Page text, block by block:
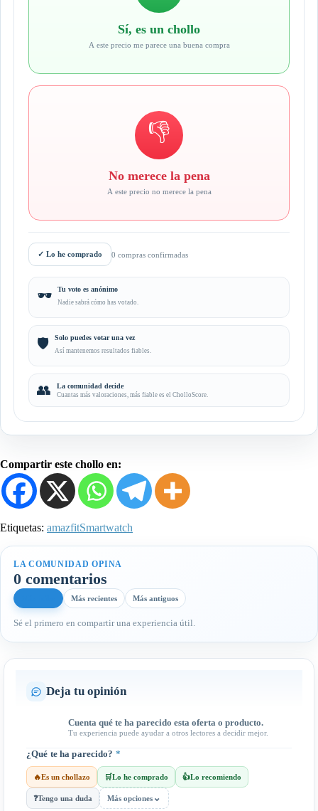
Sí, es un chollo
A este precio me parece una buena compra
👎
No merece la pena
A este precio no merece la pena
✓ Lo he comprado 0 compras confirmadas
🕶️ Tu voto es anónimo
Nadie sabrá cómo has votado.
🛡️ Solo puedes votar una vez
Así mantenemos resultados fiables.
👥 La comunidad decide
Cuantas más valoraciones, más fiable es el CholloScore.
Compartir este chollo en:
Etiquetas: amazfitSmartwatch
LA COMUNIDAD OPINA
0 comentarios
Más recientes Más antiguos
Sé el primero en compartir una experiencia útil.
Deja tu opinión
Cuenta qué te ha parecido esta oferta o producto.
Tu experiencia puede ayudar a otros lectores a decidir mejor.
¿Qué te ha parecido? *
🔥Es un chollazo 🛒Lo he comprado 👍Lo recomiendo
❓Tengo una duda Más opciones ⌄